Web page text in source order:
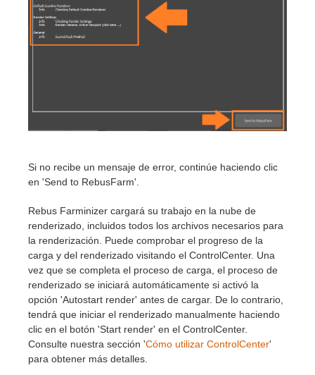
Si no recibe un mensaje de error, continúe haciendo clic
en 'Send to RebusFarm'.
Rebus Farminizer cargará su trabajo en la nube de
renderizado, incluidos todos los archivos necesarios para
la renderización. Puede comprobar el progreso de la
carga y del renderizado visitando el ControlCenter. Una
vez que se completa el proceso de carga, el proceso de
renderizado se iniciará automáticamente si activó la
opción 'Autostart render' antes de cargar. De lo contrario,
tendrá que iniciar el renderizado manualmente haciendo
clic en el botón 'Start render' en el ControlCenter.
Consulte nuestra sección 'Cómo utilizar ControlCenter'
para obtener más detalles.